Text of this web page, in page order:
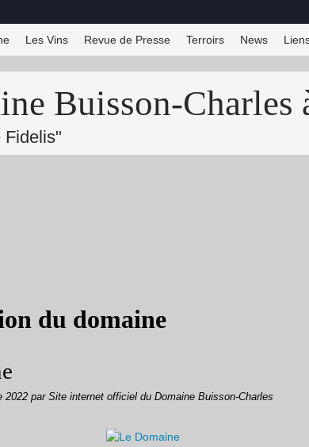
Buisson-Charles
Fidelis"
Les Vins Revue de Presse Terroirs News
du domaine
2022 par Site internet officiel du Domaine Buisson-Charles